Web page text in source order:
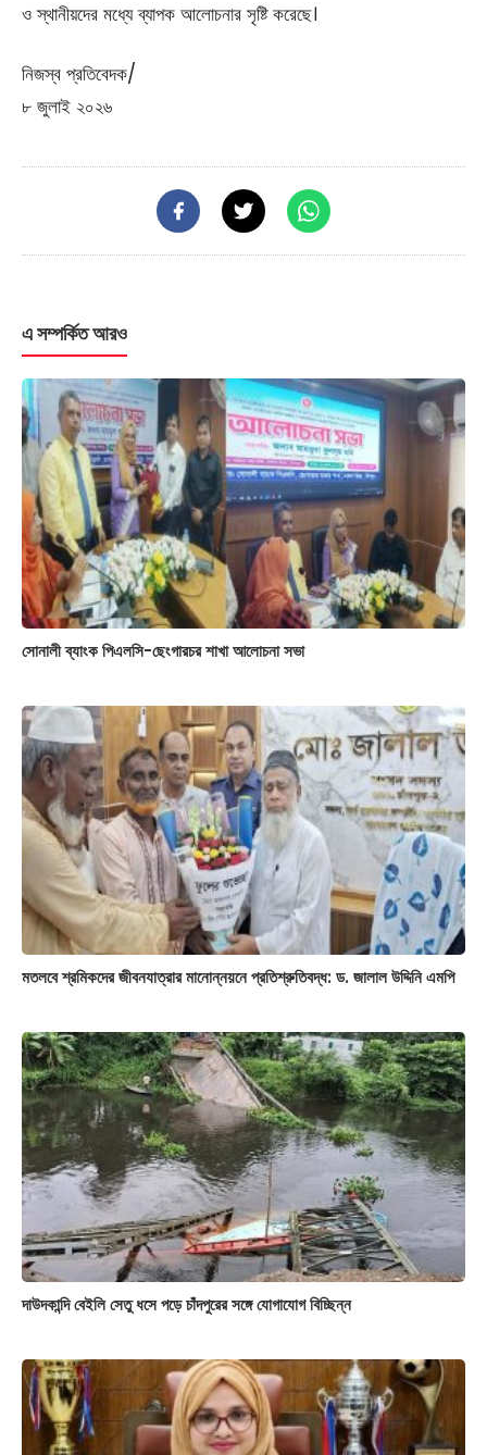
ও স্থানীয়দের মধ্যে ব্যাপক আলোচনার সৃষ্টি করেছে।
নিজস্ব প্রতিবেদক/
৮ জুলাই ২০২৬
এ সম্পর্কিত আরও
সোনালী ব্যাংক পিএলসি-ছেংগারচর শাখা আলোচনা সভা
মতলবে শ্রমিকদের জীবনযাত্রার মানোন্নয়নে প্রতিশ্রুতিবদ্ধ: ড. জালাল উদ্দিনি এমপি
দাউদকান্দি বেইলি সেতু ধসে পড়ে চাঁদপুরের সঙ্গে যোগাযোগ বিচ্ছিন্ন